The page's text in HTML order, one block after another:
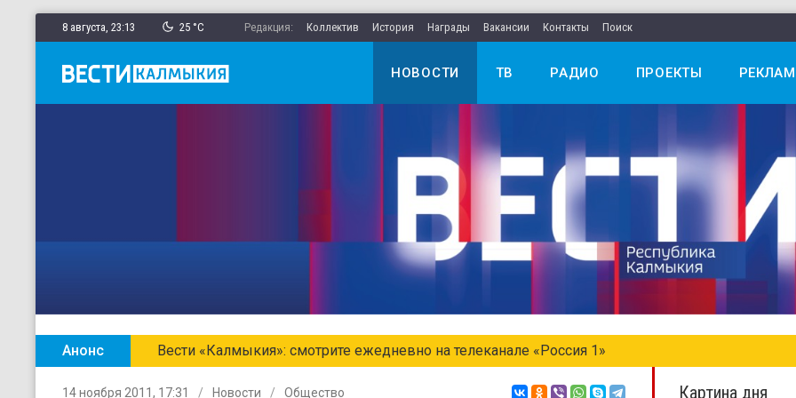
8 августа, 23:13 25 °C Редакция: Коллектив История Награды Вакансии Контакты Поиск
НОВОСТИ ТВ РАДИО ПРОЕКТЫ
Анонс Главные новости Калмыкии в еженедельном выпуске «Местное время. Воскресенье»
14 ноября 2011, 17:31 Новости Общество Картина дня